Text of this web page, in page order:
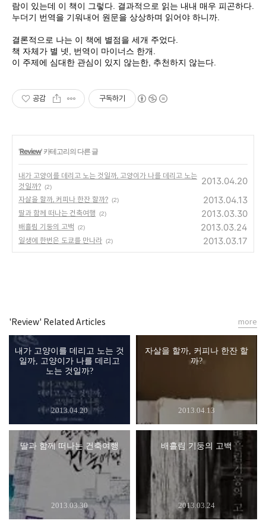
람이 있는데 이 책이 그렇다. 결과적으로 읽는 내내 매우 피곤하다.
누더기 번역을 기워내어 원문을 상상하며 읽어야 하니까.
결론적으로 나는 이 책에 별점을 세개 주었다.
책 자체가 별 넷, 번역이 마이너스 한개.
이 주제에 심대한 관심이 있지 않는한, 추천하지 않는다.
공감 구독하기
'Review' 카테고리의 다른 글
내가 고양이를 데리고 노는 것일까, 고양이가 나를 데리고 노는
것일까? (2)
2013.04.20
자살을 할까, 커피나 한잔 할까? (2) 2013.04.13
딸과 함께 떠나는 건축여행 (2) 2013.03.30
배흘림 기둥의 고백 (2) 2013.03.24
일생에 한번은 도쿄를 만나라 (2) 2013.03.17
'Review' Related Articles
내가 고양이를 데리고 노는 것
일까, 고양이가 나를 데리고
노는 것일까?
2013.04.20
자살을 할까, 커피나 한잔 할
까?
2013.04.13
딸과 함께 떠나는 건축여행
2013.03.30
배흘림 기둥의 고백
2013.03.24
more